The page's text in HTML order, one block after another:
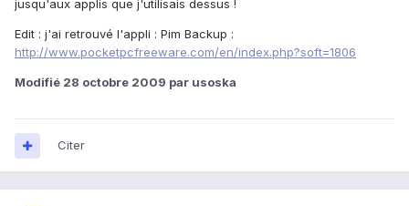
jusqu'aux applis que j'utilisais dessus !
Edit : j'ai retrouvé l'appli : Pim Backup :
http://www.pocketpcfreeware.com/en/index.php?soft=1806
Modifié 28 octobre 2009 par usoska
Citer